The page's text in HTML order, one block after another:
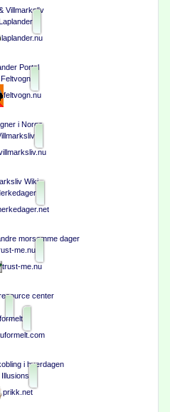
Villmarksliv
laplander.nu
Portal
Feltvogn
feltvogn.nu
i Norge
Wiki
morsomme dager
me.nu
trust-me.nu
center
uformelt.com
i hverdagen
Illusions
prikk.net